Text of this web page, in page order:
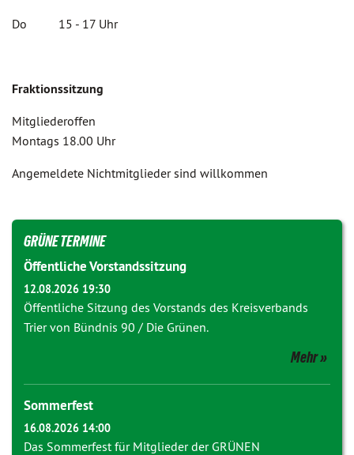
Do 15 - 17 Uhr
Fraktionssitzung
Mitgliederoffen
Montags 18.00 Uhr
Angemeldete Nichtmitglieder sind willkommen
GRÜNE TERMINE
Öffentliche Vorstandssitzung
12.08.2026 19:30
Öffentliche Sitzung des Vorstands des Kreisverbands
Trier von Bündnis 90 / Die Grünen.
Mehr
Sommerfest
16.08.2026 14:00
Das Sommerfest für Mitglieder der GRÜNEN